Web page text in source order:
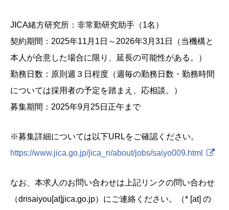
JICA緒方研究所：非常勤研究助手（1名）
契約期間：2025年11月1日～2026年3月31日（当機構と
本人が合意した場合に限り、延長の可能性がある。）
勤務日数：原則週３日程度（週毎の勤務日数・勤務時間
については採用者の予定を踏まえ、応相談。）
募集期間：2025年9月25日正午まで
※募集詳細については以下URLをご確認ください。
https://www.jica.go.jp/jica_ri/about/jobs/saiyo009.html
なお、本求人のお問い合わせは上記リンクの問い合わせ
（drisaiyou[at]jica.go.jp）にご連絡ください。（* [at] の